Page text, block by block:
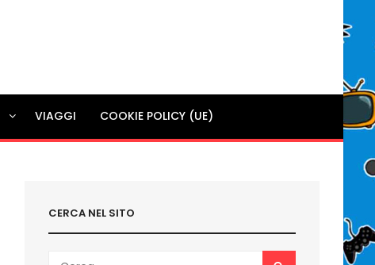
VIAGGI COOKIE POLICY (UE)
CERCA NEL SITO